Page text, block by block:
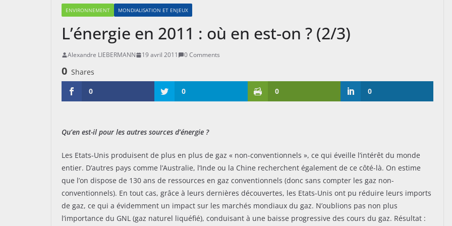
ENVIRONNEMENT MONDIALISATION ET ENJEUX
L’énergie en 2011 : où en est-on ? (2/3)
Alexandre LIEBERMANN 19 avril 2011 0 Comments
0 Shares
0
0 0 0
Qu’en est-il pour les autres sources d’énergie ?
Les Etats-Unis produisent de plus en plus de gaz « non-conventionnels », ce qui éveille l’intérêt du monde
entier. D’autres pays comme l’Australie, l’Inde ou la Chine recherchent également de ce côté-là. On estime
que l’on dispose de 130 ans de ressources en gaz conventionnels (donc sans compter les gaz non-
conventionnels). En tout cas, grâce à leurs dernières découvertes, les Etats-Unis ont pu réduire leurs imports
de gaz, ce qui a évidemment un impact sur les marchés mondiaux du gaz. N’oublions pas non plus
l’importance du GNL (gaz naturel liquéfié), conduisant à une baisse progressive des cours du gaz. Résultat :